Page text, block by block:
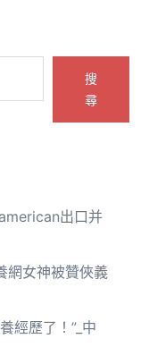
搜
尋
出口并
網女神被贊俠義
經歷了！”_中